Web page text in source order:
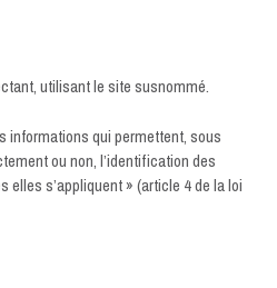
utilisant le site susnommé.
informations qui permettent, sous
ou non, l’identification des
elles s’appliquent » (article 4 de la loi